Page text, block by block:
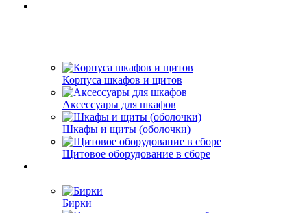
Корпуса шкафов и щитов
Аксессуары для шкафов
Шкафы и щиты (оболочки)
Щитовое оборудование в сборе
Бирки